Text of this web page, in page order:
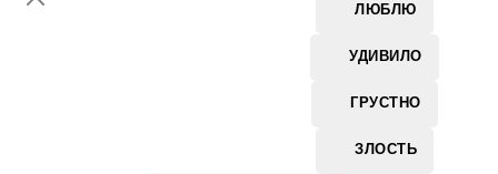
ЛЮБЛЮ
УДИВИЛО
ГРУСТНО
ЗЛОСТЬ